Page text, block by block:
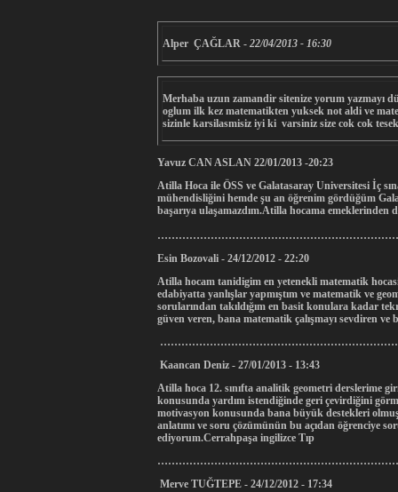
Alper ÇAĞLAR - 22/04/2013 - 16:30
Merhaba uzun zamandir sitenize yorum yazmayı
oglum ilk kez matematikten yuksek not aldi ve
sizinle karsilasmisiz iyi ki varsiniz size cok cok
Yavuz CAN ASLAN 22/01/2013 -20:23
Atilla Hoca ile ÖSS ve Galatasaray Universitesi İç
mühendisliğini hemde şu an öğrenim gördüğüm
başarıya ulaşamazdım.Atilla hocama
Esin Bozovali - 24/12/2012 - 22:20
Atilla hocam tanidigim en yetenekli matematik
edabiyatta yanlışlar yapmıştım ve matematik ve
sorularından takıldığım en basit konulara kadar
güven veren, bana matematik çalışmayı sevdiren
Kaancan Deniz - 27/01/2013 - 13:43
Atilla hoca 12. sınıfta analitik geometri derslerime
konusunda yardım istendiğinde geri çevirdiğini
motivasyon konusunda bana büyük destekleri
anlatımı ve soru çözümünün bu açıdan öğrenciye
ediyorum.Cerrahpaşa ingilizce Tıp
Merve TUĞTEPE - 24/12/2012 - 17:34